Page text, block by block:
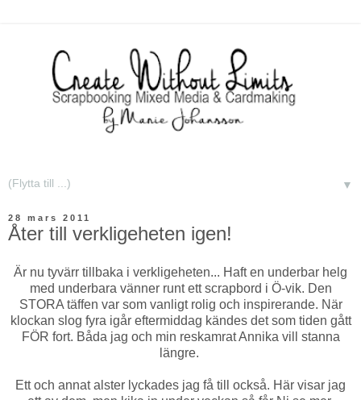
▼
28 mars 2011
Åter till verkligeheten igen!
Är nu tyvärr tillbaka i verkligeheten... Haft en underbar helg
med underbara vänner runt ett scrapbord i Ö-vik. Den
STORA täffen var som vanligt rolig och inspirerande. När
klockan slog fyra igår eftermiddag kändes det som tiden gått
FÖR fort. Båda jag och min reskamrat Annika vill stanna
längre.
Ett och annat alster lyckades jag få till också. Här visar jag